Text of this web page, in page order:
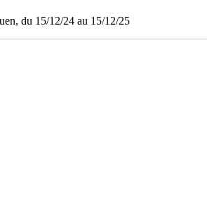
du 15/12/24 au 15/12/25